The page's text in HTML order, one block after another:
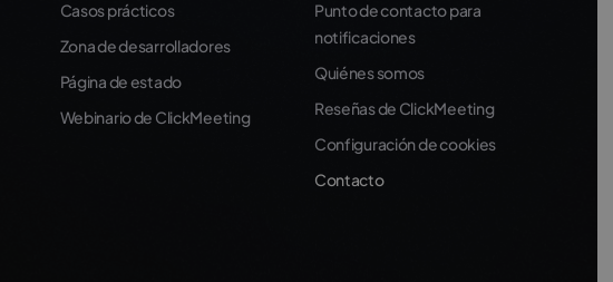
Casos prácticos
Zona de desarrolladores
Página de estado
Webinario de ClickMeeting
Punto de contacto para
notificaciones
Quiénes somos
Reseñas de ClickMeeting
Configuración de cookies
Contacto